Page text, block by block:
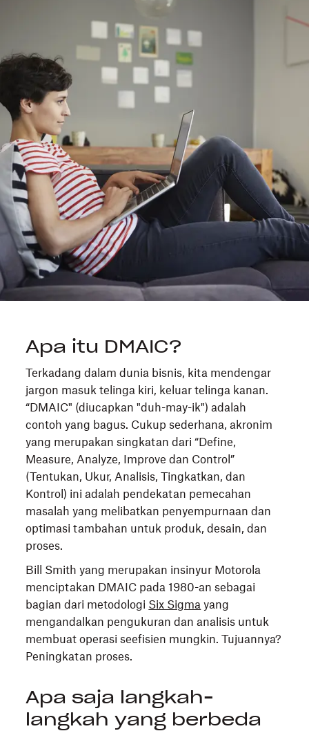
Apa itu DMAIC?
Terkadang dalam dunia bisnis, kita mendengar
jargon masuk telinga kiri, keluar telinga kanan.
“DMAIC" (diucapkan "duh-may-ik") adalah
contoh yang bagus. Cukup sederhana, akronim
yang merupakan singkatan dari “Define,
Measure, Analyze, Improve dan Control”
(Tentukan, Ukur, Analisis, Tingkatkan, dan
Kontrol) ini adalah pendekatan pemecahan
masalah yang melibatkan penyempurnaan dan
optimasi tambahan untuk produk, desain, dan
proses.
Bill Smith yang merupakan insinyur Motorola
menciptakan DMAIC pada 1980-an sebagai
bagian dari metodologi Six Sigma yang
mengandalkan pengukuran dan analisis untuk
membuat operasi seefisien mungkin. Tujuannya?
Peningkatan proses.
Apa saja langkah-
langkah yang berbeda